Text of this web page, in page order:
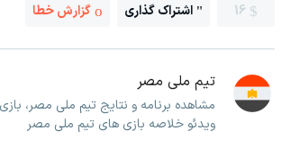
16 اشتراک گذاری گزارش خطا
تیم ملی مصر
مشاهده برنامه و نتایج تیم ملی مصر،
ویدئو خلاصه بازی های تیم ملی مصر